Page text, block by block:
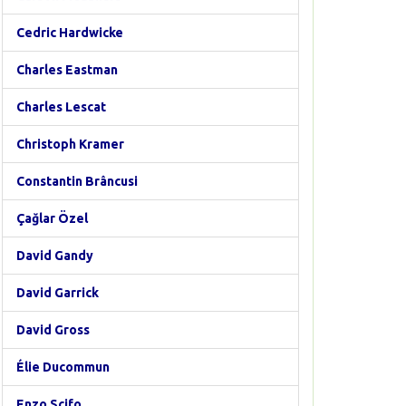
Cedric Hardwicke
Charles Eastman
Charles Lescat
Christoph Kramer
Constantin Brâncusi
Çağlar Özel
David Gandy
David Garrick
David Gross
Élie Ducommun